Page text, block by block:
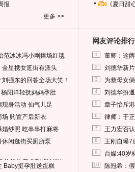
报
更多 >>
《夏日
范冰冰冯小刚捧场红毯
星携女逛街有派头
强东的回答全场大笑！
阳洋轻抚妈妈孕肚
身活动 仙气儿足
购置产后新衣
纱照 吃串串打麻将
闲逛街买厕所泵
给媒体要求删掉这照片
Baby挺孕肚送蛋糕
网友评论排行
1 董卿：这
2 刘德华新
3 为救母女
4 刘德华扮
5 章子怡斥
6 律师：于
7 王力宏否
8 王刚自曝7
9 台媒:40岁
10 陈冠希：